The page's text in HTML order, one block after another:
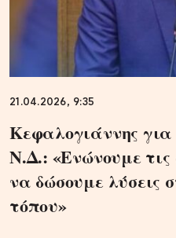
21.04.2026, 9:35
Κεφαλογιάννης για
Ν.Δ.: «Ενώνουμε
να δώσουμε λύσεις
τόπου»